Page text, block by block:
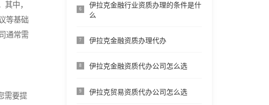
中，
等基础
通常需
需要提
6
伊拉克金融行业资质办理的条件是什
么
7 伊拉克金融资质办理代办
8 伊拉克金融资质代办公司怎么选
9 伊拉克贸易资质代办公司怎么选